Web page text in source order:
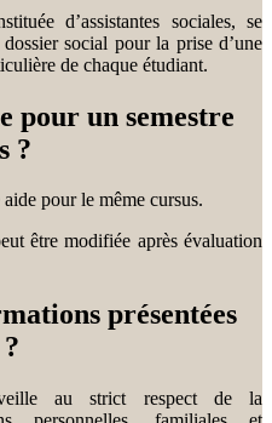
d’assistantes sociales, se
social pour la prise d’une
de chaque étudiant.
pour un semestre
?
pour le même cursus.
être modifiée après évaluation
présentées
au strict respect de la